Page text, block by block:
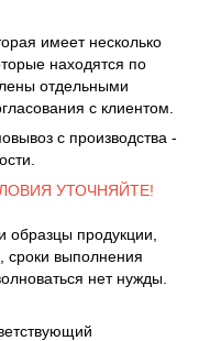
имеет несколько
находятся по
отдельными
с клиентом.
с производства -
УТОЧНЯЙТЕ!
образцы продукции,
сроки выполнения
нет нужды.